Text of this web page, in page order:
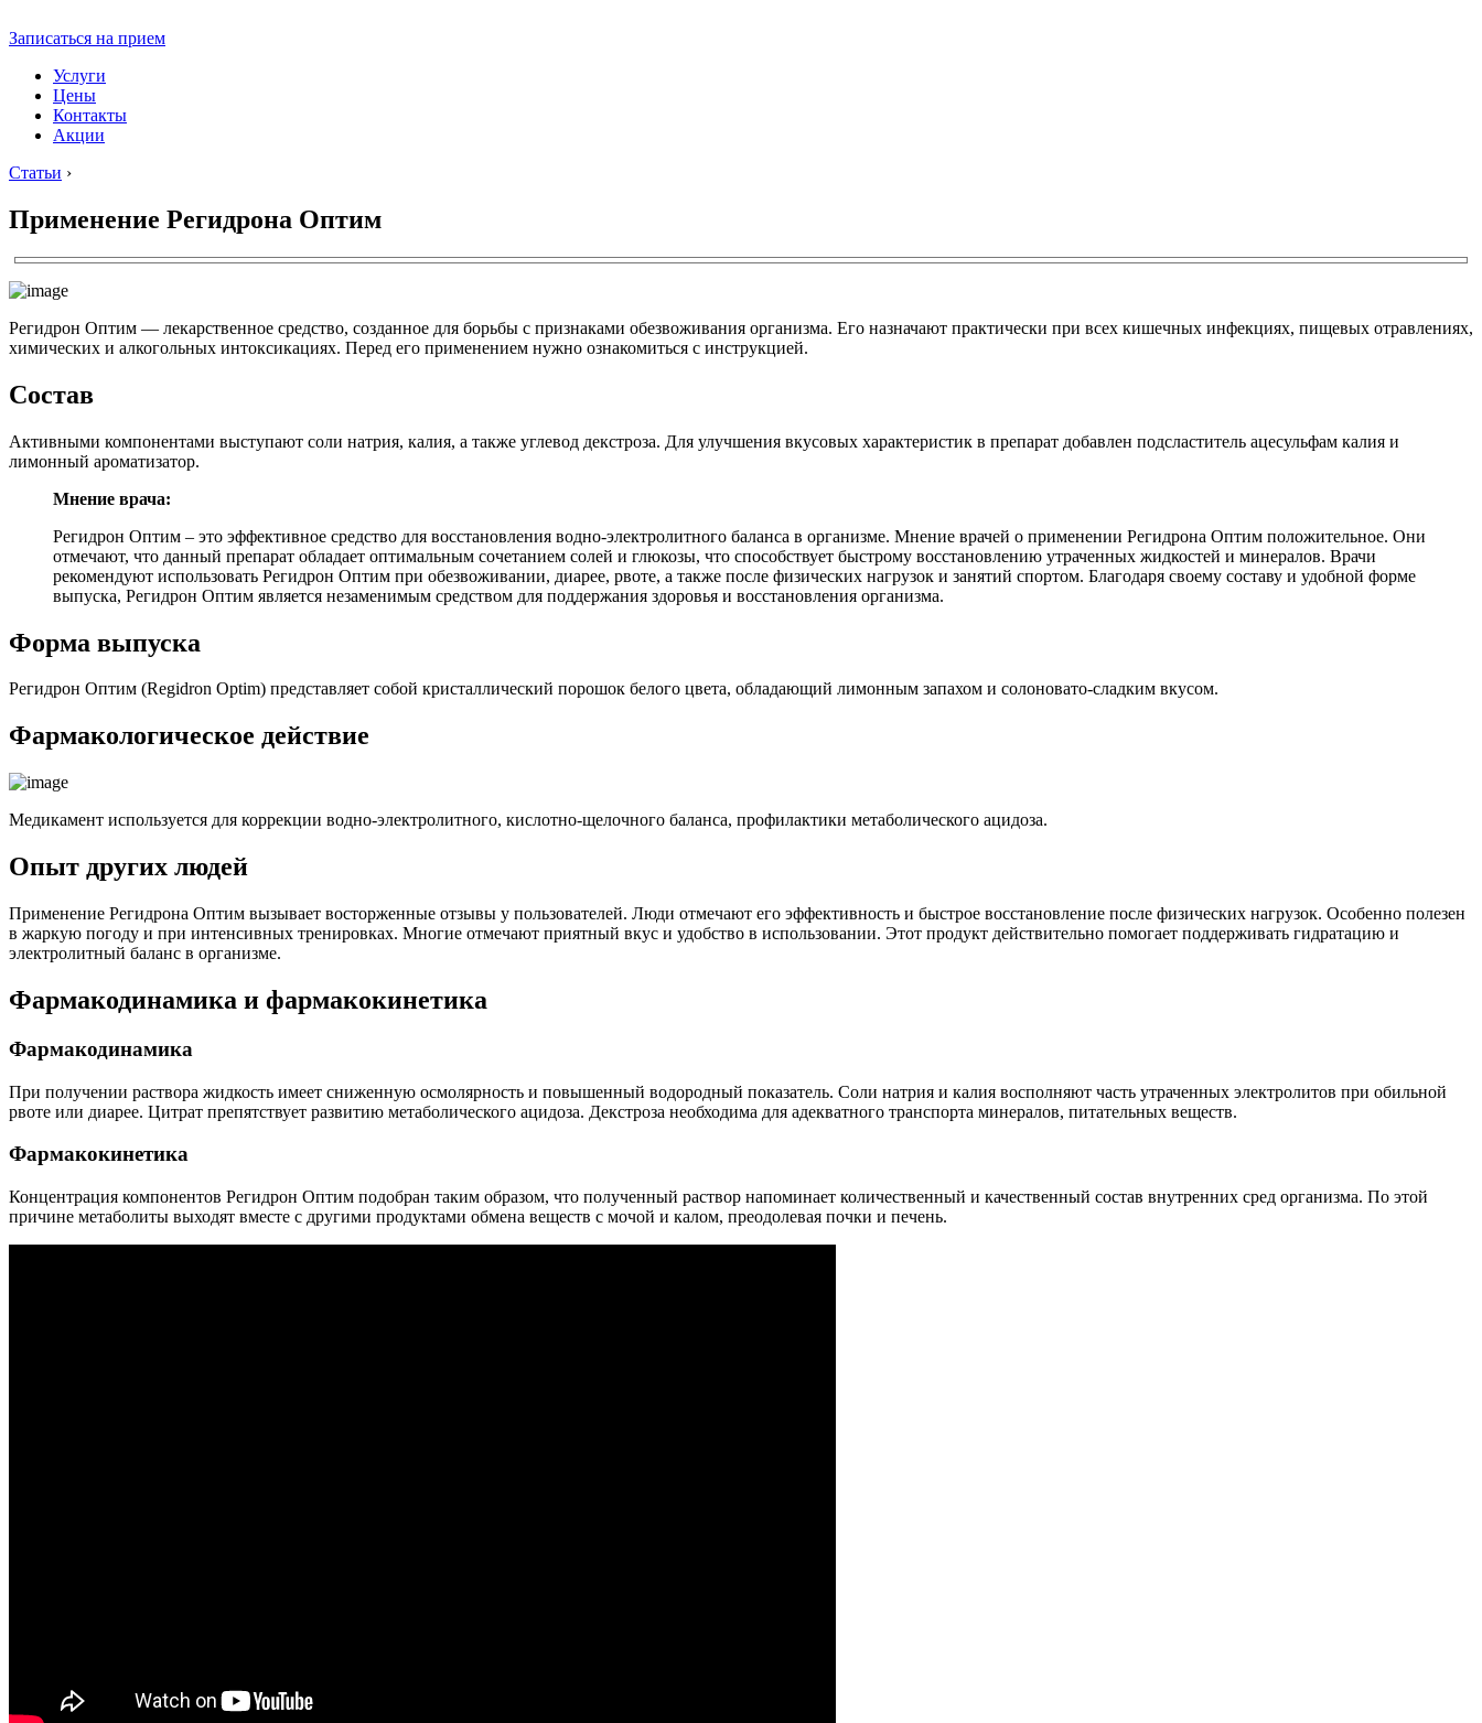
Записаться на прием
Услуги
Цены
Контакты
Акции
Статьи ›
Применение Регидрона Оптим
Регидрон Оптим — лекарственное средство, созданное для борьбы с признаками обезвоживания организма. Его назначают практически при всех кишечных инфекциях, пищевых отравлениях,
химических и алкогольных интоксикациях. Перед его применением нужно ознакомиться с инструкцией.
Состав
Активными компонентами выступают соли натрия, калия, а также углевод декстроза. Для улучшения вкусовых характеристик в препарат добавлен подсластитель ацесульфам калия и
лимонный ароматизатор.
Мнение врача:
Регидрон Оптим – это эффективное средство для восстановления водно-электролитного баланса в организме. Мнение врачей о применении Регидрона Оптим положительное. Они
отмечают, что данный препарат обладает оптимальным сочетанием солей и глюкозы, что способствует быстрому восстановлению утраченных жидкостей и минералов. Врачи
рекомендуют использовать Регидрон Оптим при обезвоживании, диарее, рвоте, а также после физических нагрузок и занятий спортом. Благодаря своему составу и удобной форме
выпуска, Регидрон Оптим является незаменимым средством для поддержания здоровья и восстановления организма.
Форма выпуска
Регидрон Оптим (Regidron Optim) представляет собой кристаллический порошок белого цвета, обладающий лимонным запахом и солоновато-сладким вкусом.
Фармакологическое действие
Медикамент используется для коррекции водно-электролитного, кислотно-щелочного баланса, профилактики метаболического ацидоза.
Опыт других людей
Применение Регидрона Оптим вызывает восторженные отзывы у пользователей. Люди отмечают его эффективность и быстрое восстановление после физических нагрузок. Особенно полезен
в жаркую погоду и при интенсивных тренировках. Многие отмечают приятный вкус и удобство в использовании. Этот продукт действительно помогает поддерживать гидратацию и
электролитный баланс в организме.
Фармакодинамика и фармакокинетика
Фармакодинамика
При получении раствора жидкость имеет сниженную осмолярность и повышенный водородный показатель. Соли натрия и калия восполняют часть утраченных электролитов при обильной
рвоте или диарее. Цитрат препятствует развитию метаболического ацидоза. Декстроза необходима для адекватного транспорта минералов, питательных веществ.
Фармакокинетика
Концентрация компонентов Регидрон Оптим подобран таким образом, что полученный раствор напоминает количественный и качественный состав внутренних сред организма. По этой
причине метаболиты выходят вместе с другими продуктами обмена веществ с мочой и калом, преодолевая почки и печень.